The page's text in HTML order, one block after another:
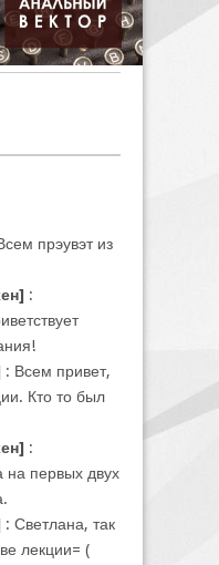
прэувэт из
:
: Всем привет,
Кто то был
:
на первых двух
: Светлана, так
лекции= (